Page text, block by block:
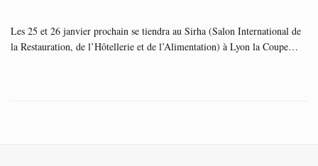
Les 25 et 26 janvier prochain se tiendra au Sirha (Salon International de
la Restauration, de l’Hôtellerie et de l’Alimentation) à Lyon la Coupe…